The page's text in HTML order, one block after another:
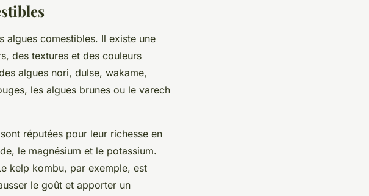
algues comestibles. Il existe une
des textures et des couleurs
algues nori, dulse, wakame,
les algues brunes ou le varech
réputées pour leur richesse en
le magnésium et le potassium.
kelp kombu, par exemple, est
le goût et apporter un